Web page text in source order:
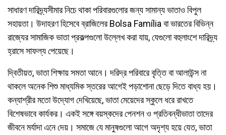
সাধারণ দারিদ্র্যসীমার নিচে থাকা পরিবারগুলোর জন্য সামান্য ভাতাও বিপুল
সহায়তা। উদাহরণ হিসেবে ব্রাজিলের Bolsa Família বা ভারতের বিভিন্ন
রাজ্যের সামাজিক ভাতা প্রকল্পগুলো উল্লেখ করা যায়, যেগুলো বহুলাংশে দারিদ্র্য
হ্রাসে সাফল্য পেয়েছে।
দ্বিতীয়ত, ভাতা শিক্ষায় সমতা আনে। দরিদ্র পরিবারে বৃত্তি বা আলাউন্স না
থাকলে অনেক শিশু মাধ্যমিক স্তরের আগেই পড়াশোনা ছেড়ে দিতে বাধ্য হয়।
কন্যাশ্রীর মতো উদ্যোগ দেখিয়েছে, ভাতা মেয়েদের স্কুলে ধরে রাখতে
বিশেষভাবে কার্যকর। একই সঙ্গে বয়স্কদের পেনশন ও প্রতিবন্ধীভাতা তাদের
জীবনে মর্যাদা এনে দেয়। সমাজে যে মানুষগুলো আগে অদৃশ্য হয়ে যেত, ভাতা